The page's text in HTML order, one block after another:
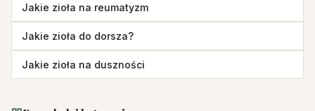
Jakie zioła na reumatyzm
Jakie zioła do dorsza?
Jakie zioła na duszności